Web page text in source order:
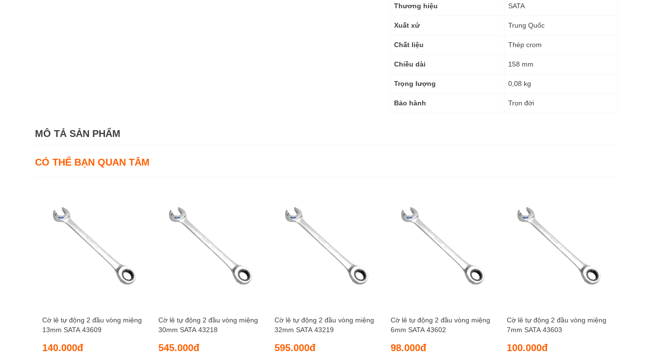
kỹThương hiệu SATA
Xuất xứ Trung Quốc
Chất liệu Thép crom
Chiều dài 158 mm
Trọng lượng 0,08 kg
Bảo hành Trọn đời
MÔ TẢ SẢN PHẨM
CÓ THỂ BẠN QUAN TÂM
Cờ lê tự động 2 đầu vòng miệng
13mm SATA 43609
140.000đ
Cờ lê tự động 2 đầu vòng miệng
30mm SATA 43218
545.000đ
Cờ lê tự động 2 đầu vòng miệng
32mm SATA 43219
595.000đ
Cờ lê tự động 2 đầu vòng miệng
6mm SATA 43602
98.000đ
Cờ lê tự động 2 đầu vòng miệng
7mm SATA 43603
100.000đ